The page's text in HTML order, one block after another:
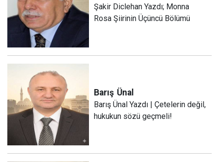
Şakir Diclehan Yazdı; Monna
Rosa Şiirinin Üçüncü Bölümü
Barış Ünal
Barış Ünal Yazdı | Çetelerin değil,
hukukun sözü geçmeli!